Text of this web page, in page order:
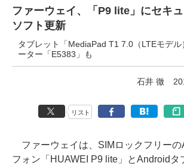
ファーウェイ、「P9 lite」にセキ
ソフト更新
タブレット「MediaPad T1 7.0（LTEモデ
ーター「E5383」も
石井 徹
リスト
ファーウェイは、SIMロックフリーの
フォン「HUAWEI P9 lite」とAndroidタ